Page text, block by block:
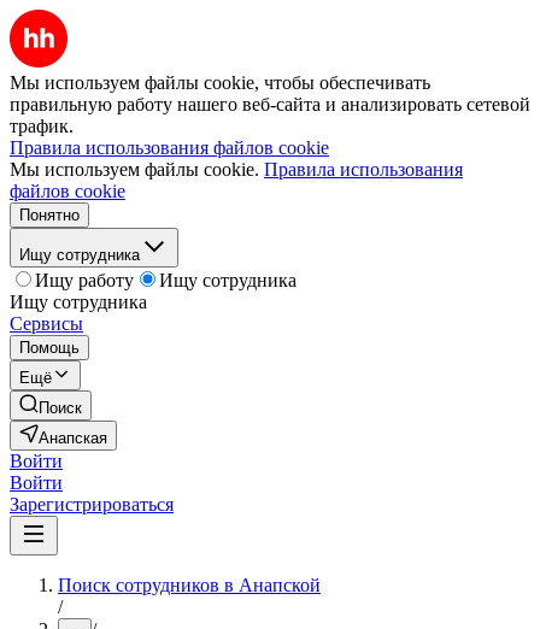
Мы используем файлы cookie, чтобы обеспечивать
правильную работу нашего веб-сайта и анализировать сетевой
трафик.
Правила использования файлов cookie
Мы используем файлы cookie. Правила использования
файлов cookie
Понятно
Ищу сотрудника
Ищу работу
Ищу сотрудника
Ищу сотрудника
Сервисы
Помощь
Ещё
Поиск
Анапская
Войти
Войти
Зарегистрироваться
Поиск сотрудников в Анапской
/